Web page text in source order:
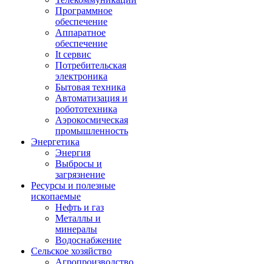
Программное
обеспечение
Аппаратное
обеспечение
It сервис
Потребительская
электроника
Бытовая техника
Автоматизация и
робототехника
Аэрокосмическая
промышленность
Энергетика
Энергия
Выбросы и
загрязнение
Ресурсы и полезные
ископаемые
Нефть и газ
Металлы и
минералы
Водоснабжение
Сельское хозяйство
Агропроизводство